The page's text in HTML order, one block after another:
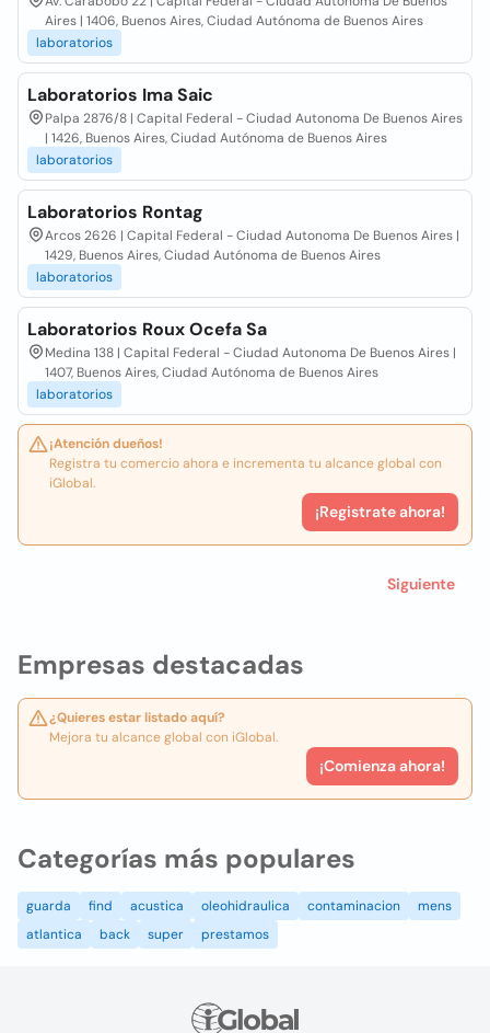
Empresas destacadas
¿Quieres estar listado aquí?
Mejora tu alcance global con iGlobal.
¡Comienza ahora!
Aires | 1406, Buenos Aires, Ciudad Autónoma de Buenos Aires
laboratorios
Laboratorios Ima Saic
Palpa 2876/8 | Capital Federal - Ciudad Autonoma De Buenos Aires
| 1426, Buenos Aires, Ciudad Autónoma de Buenos Aires
laboratorios
Laboratorios Rontag
Arcos 2626 | Capital Federal - Ciudad Autonoma De Buenos Aires |
1429, Buenos Aires, Ciudad Autónoma de Buenos Aires
laboratorios
Laboratorios Roux Ocefa Sa
Medina 138 | Capital Federal - Ciudad Autonoma De Buenos Aires |
1407, Buenos Aires, Ciudad Autónoma de Buenos Aires
laboratorios
¡Atención dueños!
Registra tu comercio ahora e incrementa tu alcance global con
iGlobal.
¡Registrate ahora!
Siguiente
Categorías más populares
guarda find acustica oleohidraulica contaminacion
mens
atlantica
back super prestamos